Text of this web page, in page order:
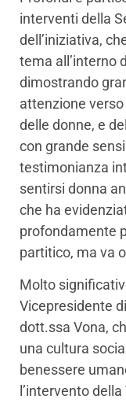
interventi della
dell’iniziativa,
tema all’interno
dimostrando
attenzione
delle donne, e
con grande
testimonianza
sentirsi donna
che ha
profondamente
partitico, ma va
Molto
Vicepresidente
dott.ssa Vona,
una cultura
benessere
l’intervento